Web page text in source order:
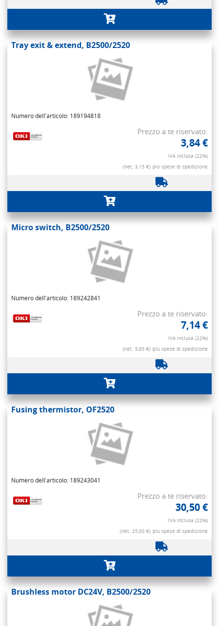
Tray exit & extend, B2500/2520
Numero dell'articolo: 189194818
Prezzo a te riservato:
3,84 €
IVA inclusa (22%)
(net. 3,15 €) più spese di spedizione
Micro switch, B2500/2520
Numero dell'articolo: 189242841
Prezzo a te riservato:
7,14 €
IVA inclusa (22%)
(net. 5,85 €) più spese di spedizione
Fusing thermistor, OF2520
Numero dell'articolo: 189243041
Prezzo a te riservato:
30,50 €
IVA inclusa (22%)
(net. 25,00 €) più spese di spedizione
Brushless motor DC24V, B2500/2520